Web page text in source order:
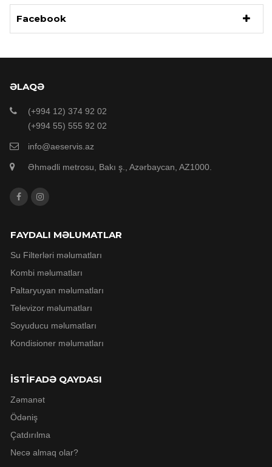
Facebook
ƏLAQƏ
(+994 12) 374 92 02
(+994 55) 555 92 02
info@aeservis.az
Əhmədli metrosu, Bakı ş., Azərbaycan, AZ1000.
FAYDALI MƏLUMATLAR
Su Filterləri məlumatları
Kombi məlumatları
Paltaryuyan məlumatları
Televizor məlumatları
Soyuducu məlumatları
Kondisioner məlumatları
İSTİFADƏ QAYDASI
Zəmanət
Ödəniş
Çatdırılma
Necə almaq olar?